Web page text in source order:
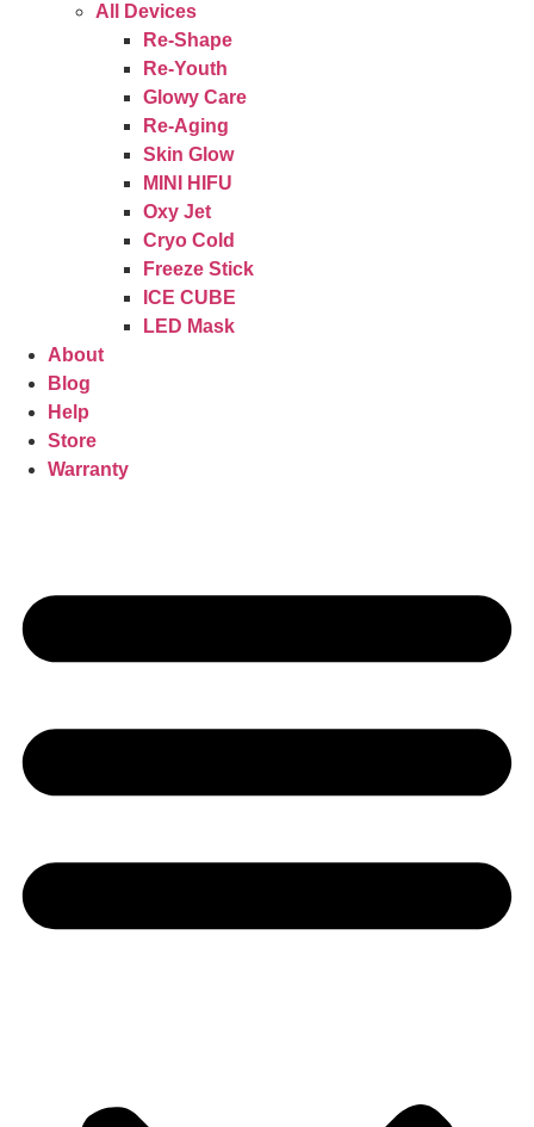
All Devices
Re-Shape
Re-Youth
Glowy Care
Re-Aging
Skin Glow
MINI HIFU
Oxy Jet
Cryo Cold
Freeze Stick
ICE CUBE
LED Mask
About
Blog
Help
Store
Warranty